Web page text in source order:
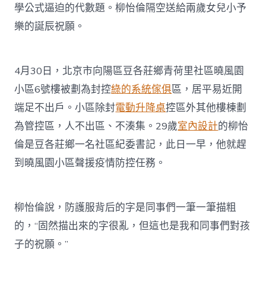
學公式逼迫的代數題。柳怡倫隔空送給兩歲女兒小予
樂的誕辰祝願。
4月30日，北京市向陽區豆各莊鄉青荷里社區曉風園
小區6號樓被劃為封控綠的系統傢俱區，居平易近開
端足不出戶。小區除封電動升降桌控區外其他樓棟劃
為管控區，人不出區、不湊集。29歲室內設計的柳怡
倫是豆各莊鄉一名社區紀委書記，此日一早，他就趕
到曉風園小區聲援疫情防控任務。
柳怡倫說，防護服背后的字是同事們一筆一筆描粗
的，“固然描出來的字很亂，但這也是我和同事們對孩
子的祝願。”